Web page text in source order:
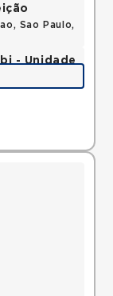
Sao Paulo,
- Unidade
Sao